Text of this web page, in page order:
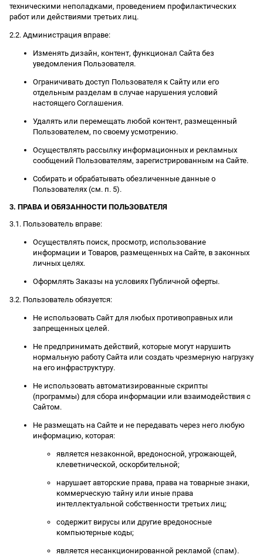
техническими неполадками, проведением профилактических
работ или действиями третьих лиц.
2.2. Администрация вправе:
Изменять дизайн, контент, функционал Сайта без
уведомления Пользователя.
Ограничивать доступ Пользователя к Сайту или его
отдельным разделам в случае нарушения условий
настоящего Соглашения.
Удалять или перемещать любой контент, размещенный
Пользователем, по своему усмотрению.
Осуществлять рассылку информационных и рекламных
сообщений Пользователям, зарегистрированным на Сайте.
Собирать и обрабатывать обезличенные данные о
Пользователях (см. п. 5).
3. ПРАВА И ОБЯЗАННОСТИ ПОЛЬЗОВАТЕЛЯ
3.1. Пользователь вправе:
Осуществлять поиск, просмотр, использование
информации и Товаров, размещенных на Сайте, в законных
личных целях.
Оформлять Заказы на условиях Публичной оферты.
3.2. Пользователь обязуется:
Не использовать Сайт для любых противоправных или
запрещенных целей.
Не предпринимать действий, которые могут нарушить
нормальную работу Сайта или создать чрезмерную нагрузку
на его инфраструктуру.
Не использовать автоматизированные скрипты
(программы) для сбора информации или взаимодействия с
Сайтом.
Не размещать на Сайте и не передавать через него любую
информацию, которая:
является незаконной, вредоносной, угрожающей,
клеветнической, оскорбительной;
нарушает авторские права, права на товарные знаки,
коммерческую тайну или иные права
интеллектуальной собственности третьих лиц;
содержит вирусы или другие вредоносные
компьютерные коды;
является несанкционированной рекламой (спам).